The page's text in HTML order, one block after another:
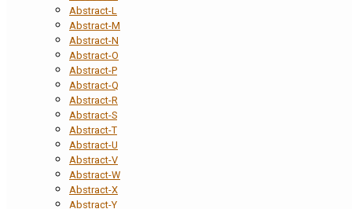
Abstract-L
Abstract-M
Abstract-N
Abstract-O
Abstract-P
Abstract-Q
Abstract-R
Abstract-S
Abstract-T
Abstract-U
Abstract-V
Abstract-W
Abstract-X
Abstract-Y